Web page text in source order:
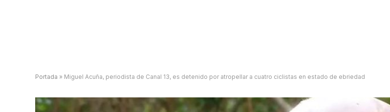
Portada » Miguel Acuña, periodista de Canal 13, es detenido por atropellar a cuatro ciclistas en estado de ebriedad